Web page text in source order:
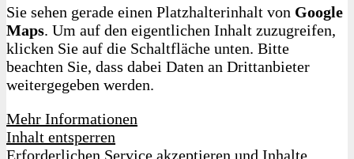
Sie sehen gerade einen Platzhalterinhalt von Google
Maps. Um auf den eigentlichen Inhalt zuzugreifen,
klicken Sie auf die Schaltfläche unten. Bitte
beachten Sie, dass dabei Daten an Drittanbieter
weitergegeben werden.
Mehr Informationen
Inhalt entsperren
Erforderlichen Service akzeptieren und Inhalte